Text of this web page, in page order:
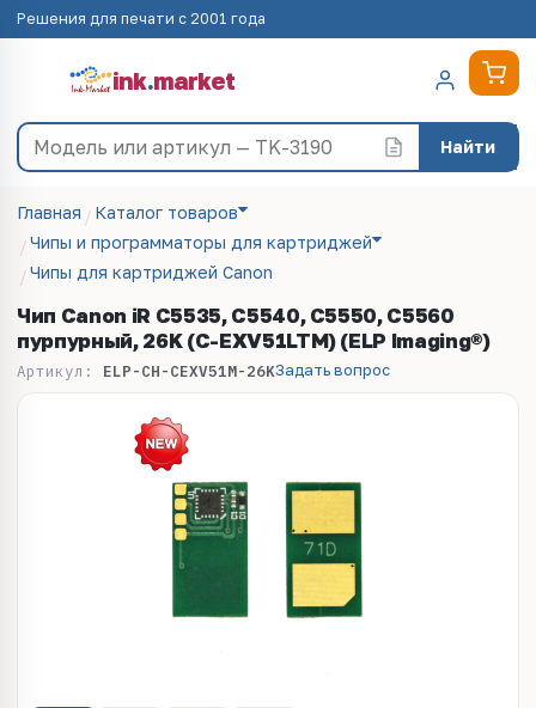
Решения для печати с 2001 года
ink.market
Найти
Главная
Каталог товаров
Чипы и программаторы для картриджей
Чипы для картриджей Canon
Чип Canon iR C5535, C5540, C5550, C5560
пурпурный, 26K (C-EXV51LTM) (ELP Imaging®)
Артикул: ELP-CH-CEXV51M-26KЗадать вопрос